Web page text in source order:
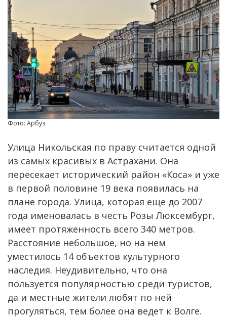
Фото: Арбуз
Улица Никольская по праву считается одной
из самых красивых в Астрахани. Она
пересекает исторический район «Коса» и уже
в первой половине 19 века появилась на
плане города. Улица, которая еще до 2007
года именовалась в честь Розы Люксембург,
имеет протяженность всего 340 метров.
Расстояние небольшое, но на нем
уместилось 14 объектов культурного
наследия. Неудивительно, что она
пользуется популярностью среди туристов,
да и местные жители любят по ней
прогуляться, тем более она ведет к Волге.